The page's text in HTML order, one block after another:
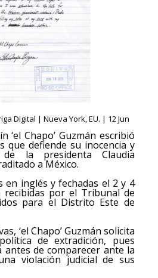
Digital | Nueva York, EU. | 12 Jun
‘el Chapo’ Guzmán escribió
que defiende su inocencia y
la presidenta Claudia
a México.
en inglés y fechadas el 2 y 4
por el Tribunal de
para el Distrito Este de
‘el Chapo’ Guzmán solicita
de extradición, pues
antes de comparecer ante la
violación judicial de sus